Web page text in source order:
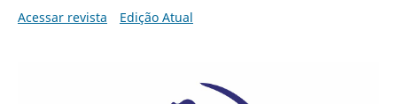
Acessar revista
Edição Atual